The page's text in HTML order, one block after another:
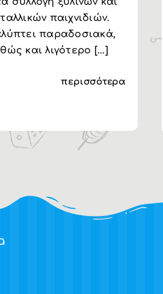
παιχνιδιών.
παραδοσιακά,
και λιγότερο [...]
περισσότερα